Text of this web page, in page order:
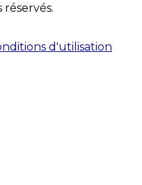
réservés.
d'utilisation